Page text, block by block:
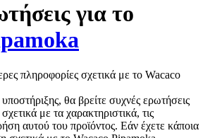
για το
πληροφορίες σχετικά με το Wacaco
θα βρείτε συχνές ερωτήσεις
με τα χαρακτηριστικά, τις
αυτού του προϊόντος. Εάν έχετε κάποια